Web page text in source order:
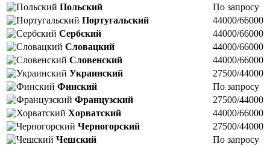
Польский
По запросу
Португальский
44000/66000
Сербский
44000/66000
Словацкий
44000/66000
Словенский
44000/66000
Украинский
27500/44000
Финский
По запросу
Французский
27500/44000
Хорватский
44000/66000
Черногорский
27500/44000
Чешский
По запросу